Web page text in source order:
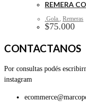
REMERA
.Gola., Remeras
$75.000
CONTACTANOS
Por consultas podés
instagram